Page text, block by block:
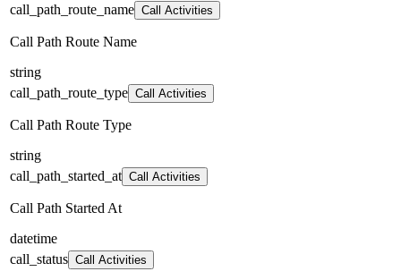
call_path_route_name Call Activities
Call Path Route Name
string
call_path_route_type Call Activities
Call Path Route Type
string
call_path_started_at Call Activities
Call Path Started At
datetime
call_status Call Activities